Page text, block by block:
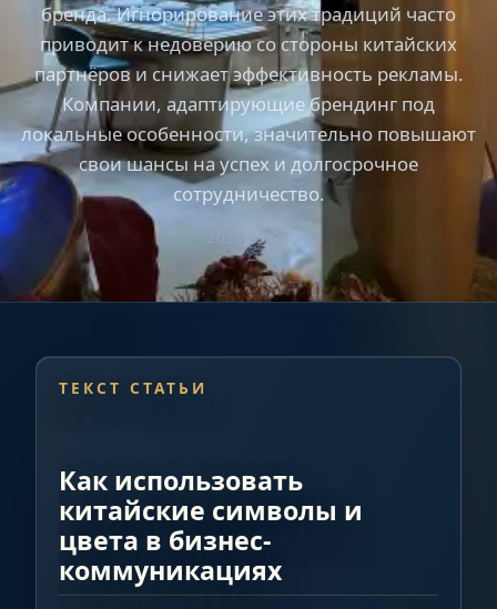
бренда. Игнорирование этих традиций часто
приводит к недоверию со стороны китайских
партнёров и снижает эффективность рекламы.
Компании, адаптирующие брендинг под
локальные особенности, значительно повышают
свои шансы на успех и долгосрочное
сотрудничество.
2025-09-08
ТЕКСТ СТАТЬИ
Как использовать
китайские символы и
цвета в бизнес-
коммуникациях